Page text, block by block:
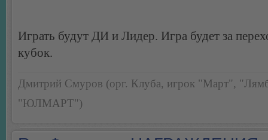
Играть будут ДИ и Лидер. Игра будет за
кубок.
Дмитрий Смуров (орг. Клуба, игрок "Март",
"ЮЛМАРТ")